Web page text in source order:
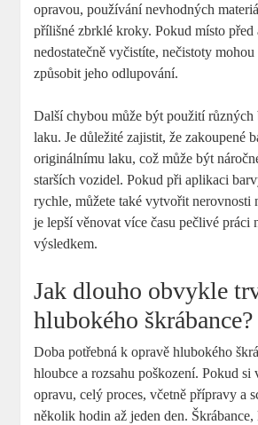
opravou, používání nevhodných
přílišné zbrklé kroky. Pokud místo
nedostatečně vyčistíte, nečistoty
způsobit jeho odlupování.
Další chybou může být použití různých
laku. Je důležité ‌zajistit, že zakoupené
originálnímu laku, ​což může ⁣být
starších vozidel. Pokud při aplikaci
rychle, můžete také vytvořit nerovnosti
je lepší věnovat více času pečlivé práci
výsledkem.
Jak dlouho obvykle
hlubokého škrábance?
Doba potřebná ⁢k ‍opravě hlubokého
hloubce a rozsahu poškození. Pokud si
opravu, celý proces, včetně přípravy a
několik hodin až jeden​ den.